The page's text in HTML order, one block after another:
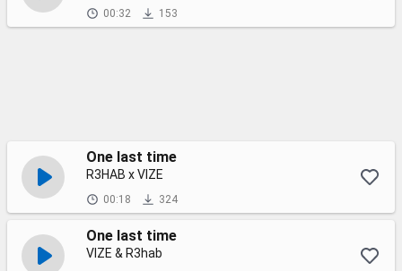
00:32 153
One last time
R3HAB x VIZE
00:18 324
One last time
VIZE & R3hab